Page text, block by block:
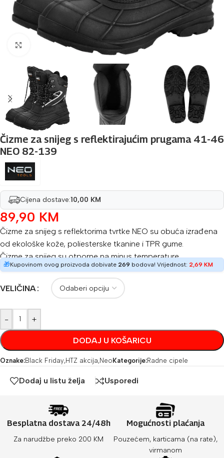
Povećaj sliku
Čizme za snijeg s reflektirajućim prugama 41-46
NEO 82-139
Cijena dostave:10,00 KM
89,90 KM
Čizme za snijeg s reflektorima tvrtke NEO su obuća izrađena
od ekološke kože, poliesterske tkanine i TPR gume.
Čizme za snijeg su otporne na minus temperature.
🎁Kupovinom ovog proizvoda dobivate 269 bodova! Vrijednost: 2,69 KM
VELIČINA
- +
DODAJ U KOŠARICU
Oznake:Black Friday,HTZ akcija,Neo Kategorije:Radne cipele
Dodaj u listu želja Usporedi
Besplatna dostava 24/48h
Za narudžbe preko 200 KM
Mogućnosti plaćanja
Pouzećem, karticama (na rate),
virmanom